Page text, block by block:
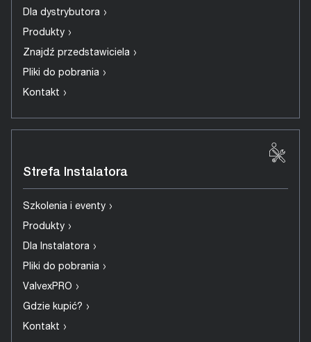
Dla dystrybutora ›
Produkty ›
Znajdź przedstawiciela ›
Pliki do pobrania ›
Kontakt ›
Strefa Instalatora
Szkolenia i eventy ›
Produkty ›
Dla Instalatora ›
Pliki do pobrania ›
ValvexPRO ›
Gdzie kupić? ›
Kontakt ›